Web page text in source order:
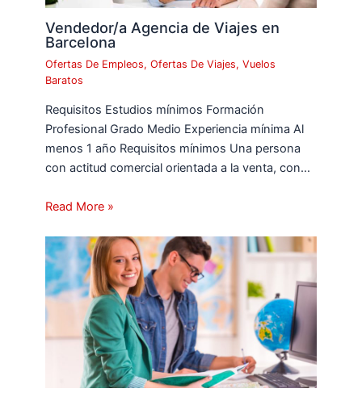
Vendedor/a Agencia de Viajes en
Barcelona
Ofertas De Empleos,Ofertas De Viajes,Vuelos
Baratos
Requisitos Estudios mínimos Formación
Profesional Grado Medio Experiencia mínima Al
menos 1 año Requisitos mínimos Una persona
con actitud comercial orientada a la venta, con…
Read More »